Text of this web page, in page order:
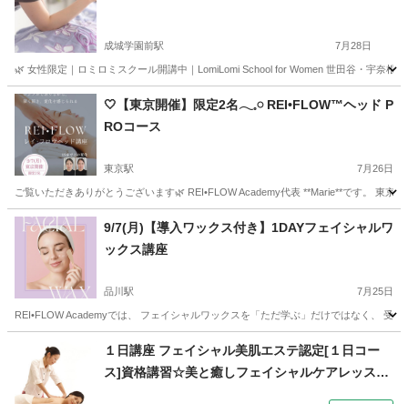
成城学園前駅 7月28日
🌿 女性限定｜ロミロミスクール開講中｜LomiLomi School for Women 世田谷・宇奈
東京 世田谷区 成城学園前駅 マッサージ
🤍【東京開催】限定2名𓂃𓈒𓏸 REI•FLOW™ヘッド P
ROコース
東京駅 7月26日
ご覧いただきありがとうございます🌿 REI•FLOW Academy代表 **Marie**です。 東
東京 江東区 東京駅 ヘッドスパ ヘッド
9/7(月)【導入ワックス付き】1DAYフェイシャルワ
ックス講座
品川駅 7月25日
REI•FLOW Academyでは、 フェイシャルワックスを「ただ学ぶ」だけではなく、 受
品川駅 美容健康 フェイシャル
１日講座 フェイシャル美肌エステ認定[１日コー
ス]資格講習☆美と癒しフェイシャルケアレッスン